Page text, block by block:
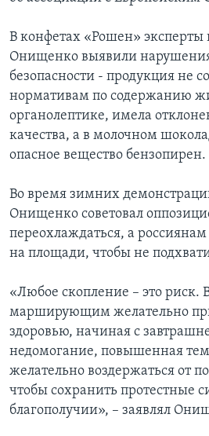
В конфетах «Рошен» эксперты
Онищенко выявили нарушения
безопасности - продукция не
нормативам по содержанию
органолептике, имела
качества, а в молочном
опасное вещество бензопирен.
Во время зимних
Онищенко советовал
переохлаждаться, а
на площади, чтобы не
«Любое скопление – это риск.
марширующим желательно
здоровью, начиная с
недомогание, повышенная
желательно воздержаться от
чтобы сохранить протестные
благополучии», – заявлял